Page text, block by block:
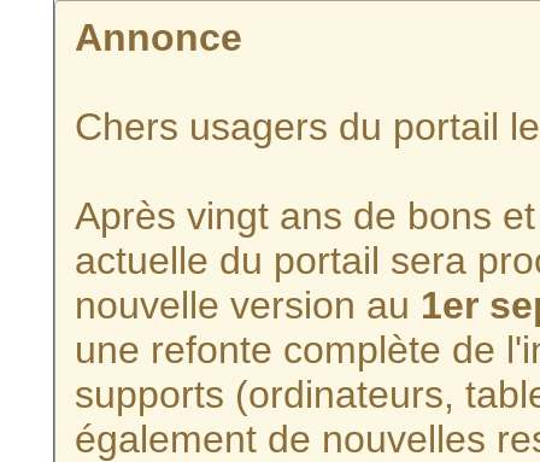
Annonce
Chers usagers du portail
Après vingt ans de bons
actuelle du portail sera
nouvelle version au 1er
une refonte complète de
supports (ordinateurs,
également de nouvelles